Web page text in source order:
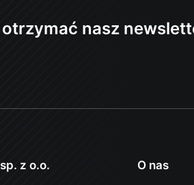
nasz
z o.o. O nas